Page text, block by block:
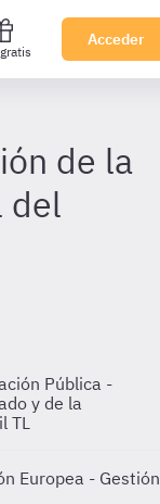
Acceder
de la
del
Pública -
y de la
TL
Europea - Gestión